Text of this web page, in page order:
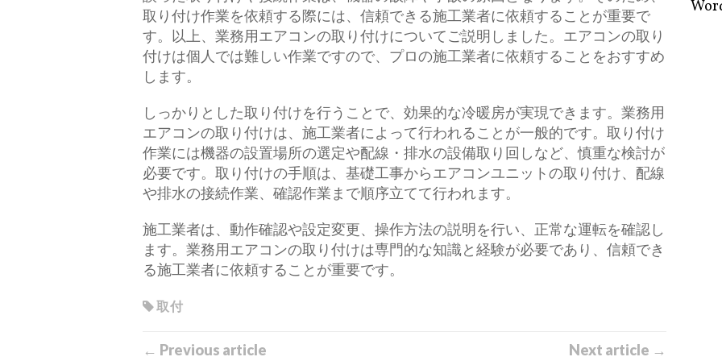
取り付け作業を依頼する際には、信頼できる施工業者に依頼することが重要で
す。以上、業務用エアコンの取り付けについてご説明しました。エアコンの取り
付けは個人では難しい作業ですので、プロの施工業者に依頼することをおすすめ
します。
しっかりとした取り付けを行うことで、効果的な冷暖房が実現できます。業務用
エアコンの取り付けは、施工業者によって行われることが一般的です。取り付け
作業には機器の設置場所の選定や配線・排水の設備取り回しなど、慎重な検討が
必要です。取り付けの手順は、基礎工事からエアコンユニットの取り付け、配線
や排水の接続作業、確認作業まで順序立てて行われます。
施工業者は、動作確認や設定変更、操作方法の説明を行い、正常な運転を確認し
ます。業務用エアコンの取り付けは専門的な知識と経験が必要であり、信頼でき
る施工業者に依頼することが重要です。
取付
← Previous article Next article →